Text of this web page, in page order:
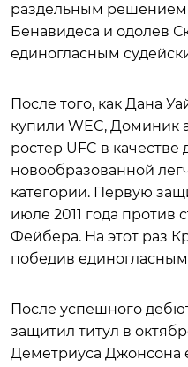
раздельным
Бенавидеса и одолев
единогласным
После того, как Дана
купили WEC, Доминик
ростер UFC в
новообразованной
категории. Первую
июле 2011 года против
Фейбера. На этот раз
победив
После успешного
защитил титул в
Деметриуса